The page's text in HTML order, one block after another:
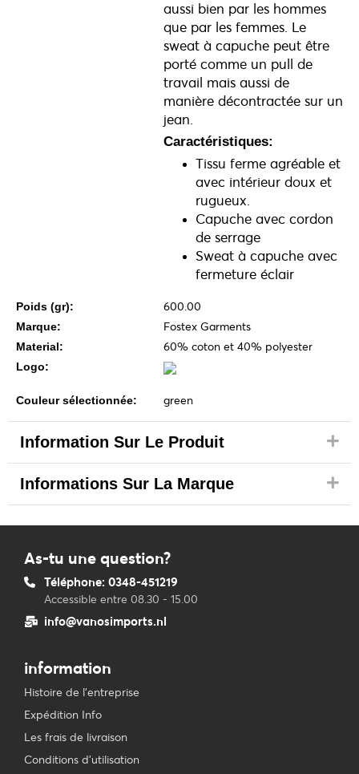
aussi bien par les hommes
que par les femmes. Le
sweat à capuche peut être
porté comme un pull de
travail mais aussi de
manière décontractée sur un
jean.
Caractéristiques:
Tissu ferme agréable et
avec intérieur doux et
rugueux.
Capuche avec cordon
de serrage
Sweat à capuche avec
fermeture éclair
Poids (gr): 600.00
Marque: Fostex Garments
Material: 60% coton et 40% polyester
Logo:
Couleur sélectionnée: green
Information Sur Le Produit
Informations Sur La Marque
As-tu une question?
Téléphone: 0348-451219
Accessible entre 08.30 - 15.00
info@vanosimports.nl
information
Histoire de l'entreprise
Expédition Info
Les frais de livraison
Conditions d'utilisation